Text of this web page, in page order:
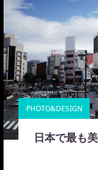
PHOTO&DESIGN
日本で最も